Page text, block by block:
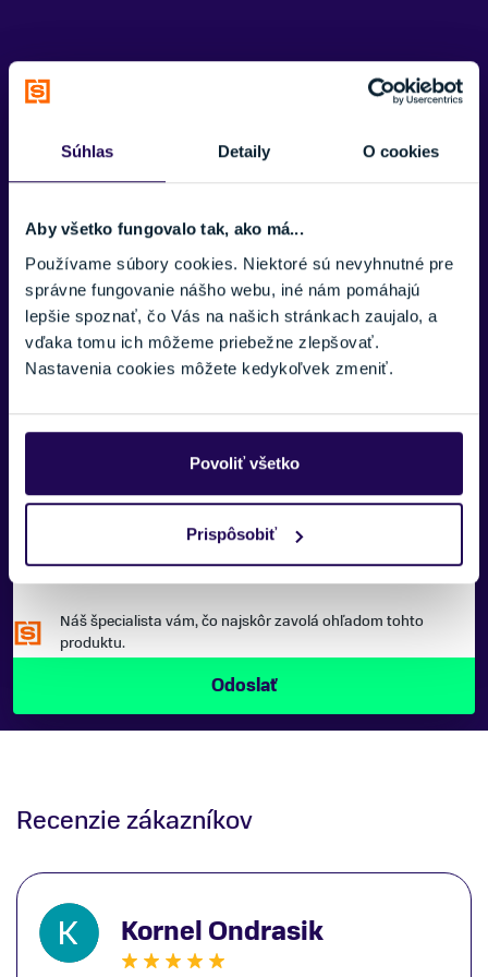
Súhlas Detaily O cookies
Aby všetko fungovalo tak, ako má...
Používame súbory cookies. Niektoré sú nevyhnutné pre
správne fungovanie nášho webu, iné nám pomáhajú
lepšie spoznať, čo Vás na našich stránkach zaujalo, a
vďaka tomu ich môžeme priebežne zlepšovať.
Nastavenia cookies môžete kedykoľvek zmeniť.
Povoliť všetko
Prispôsobiť
Zobraziť viac
Potrebujete viac informácii? Sme tu
VAŠE MENO:
TELEFÓNNE ČÍSLO:
Náš špecialista vám, čo najskôr zavolá ohľadom tohto
produktu.
Recenzie zákazníkov
Kornel Ondrasik